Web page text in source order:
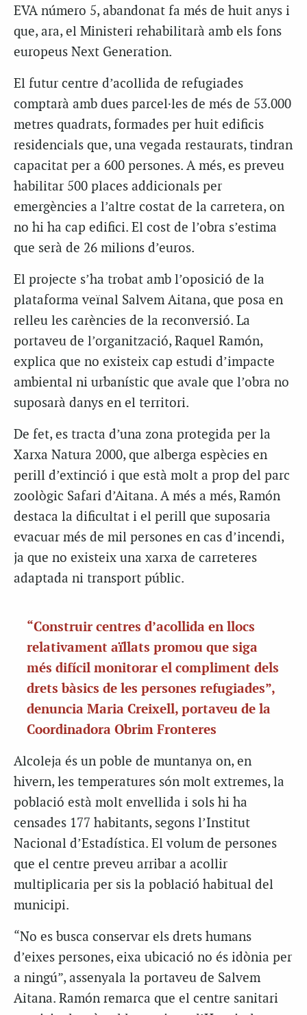
EVA número 5, abandonat fa més de huit anys i
que, ara, el Ministeri rehabilitarà amb els fons
europeus Next Generation.
El futur centre d’acollida de refugiades
comptarà amb dues parcel·les de més de 53.000
metres quadrats, formades per huit edificis
residencials que, una vegada restaurats, tindran
capacitat per a 600 persones. A més, es preveu
habilitar 500 places addicionals per
emergències a l’altre costat de la carretera, on
no hi ha cap edifici. El cost de l’obra s’estima
que serà de 26 milions d’euros.
El projecte s’ha trobat amb l’oposició de la
plataforma veïnal Salvem Aitana, que posa en
relleu les carències de la reconversió. La
portaveu de l’organització, Raquel Ramón,
explica que no existeix cap estudi d’impacte
ambiental ni urbanístic que avale que l’obra no
suposarà danys en el territori.
De fet, es tracta d’una zona protegida per la
Xarxa Natura 2000, que alberga espècies en
perill d’extinció i que està molt a prop del parc
zoològic Safari d’Aitana. A més a més, Ramón
destaca la dificultat i el perill que suposaria
evacuar més de mil persones en cas d’incendi,
ja que no existeix una xarxa de carreteres
adaptada ni transport públic.
“Construir centres d’acollida en llocs
relativament aïllats promou que siga
més difícil monitorar el compliment dels
drets bàsics de les persones refugiades”,
denuncia Maria Creixell, portaveu de la
Coordinadora Obrim Fronteres
Alcoleja és un poble de muntanya on, en
hivern, les temperatures són molt extremes, la
població està molt envellida i sols hi ha
censades 177 habitants, segons l’Institut
Nacional d’Estadística. El volum de persones
que el centre preveu arribar a acollir
multiplicaria per sis la població habitual del
municipi.
“No es busca conservar els drets humans
d’eixes persones, eixa ubicació no és idònia per
a ningú”, assenyala la portaveu de Salvem
Aitana. Ramón remarca que el centre sanitari